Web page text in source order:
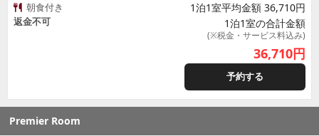
朝食付き
返金不可
1泊1室平均金額 36,710円
1泊1室の合計金額
(※税金・サービス料込み)
36,710円
予約する
Premier Room